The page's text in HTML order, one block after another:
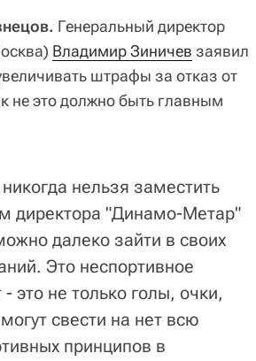
Генеральный директор
Владимир Зиничев заявил
штрафы за отказ от
не это должно быть главным
нельзя заместить
директора "Динамо-Метар"
далеко зайти в своих
Это неспортивное
это не только голы, очки,
свести на нет всю
принципов в